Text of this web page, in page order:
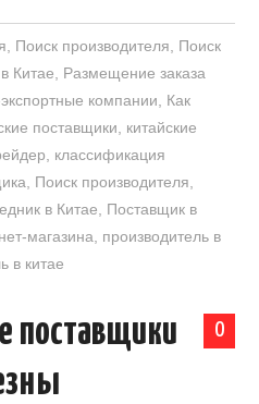
Поиск производителя
Поиск
Китае
Размещение заказа
компании
Как
поставщики
китайские
классификация
Поиск производителя
в Китае
Поставщик в
магазина
производитель в
в китае
0
поставщики